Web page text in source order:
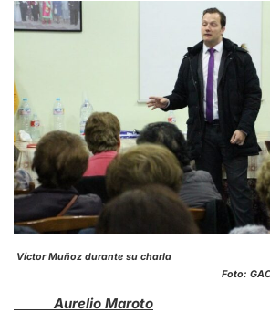
Víctor Muñoz
Foto:
Aurelio Maroto